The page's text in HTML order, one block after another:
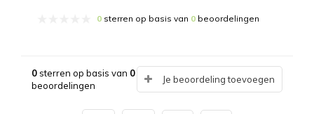
0 sterren op basis van 0 beoordelingen
0sterren op basis van 0
beoordelingen
Je beoordeling toevoegen